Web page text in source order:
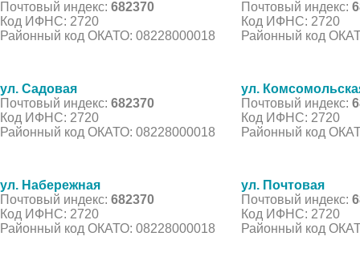
Почтовый индекс: 682370
Код ИФНС: 2720
Районный код ОКАТО: 08228000018
Почтовый индекс:
Код ИФНС: 2720
Районный код
ул. Садовая
Почтовый индекс: 682370
Код ИФНС: 2720
Районный код ОКАТО: 08228000018
ул.
Почтовый индекс:
Код ИФНС: 2720
Районный код
ул. Набережная
Почтовый индекс: 682370
Код ИФНС: 2720
Районный код ОКАТО: 08228000018
ул. Почтовая
Почтовый индекс:
Код ИФНС: 2720
Районный код